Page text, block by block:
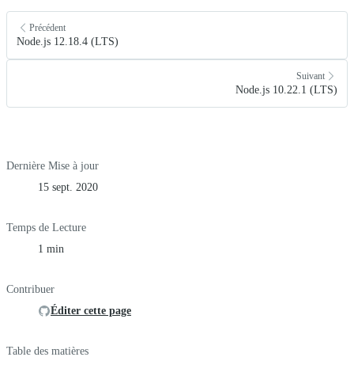
Précédent
Node.js 12.18.4 (LTS)
Suivant
Node.js 10.22.1 (LTS)
Dernière Mise à jour
15 sept. 2020
Temps de Lecture
1 min
Contribuer
Éditer cette page
Table des matières